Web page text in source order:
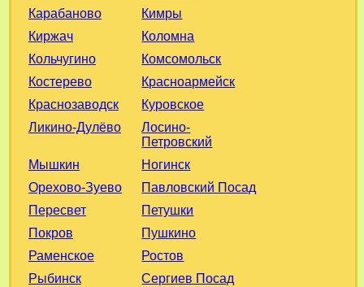
Карабаново
Кимры
Киржач
Коломна
Кольчугино
Комсомольск
Костерево
Красноармейск
Краснозаводск
Куровское
Ликино-Дулёво
Лосино-
Петровский
Мышкин
Ногинск
Орехово-Зуево
Павловский Посад
Пересвет
Петушки
Покров
Пушкино
Раменское
Ростов
Рыбинск
Сергиев Посад